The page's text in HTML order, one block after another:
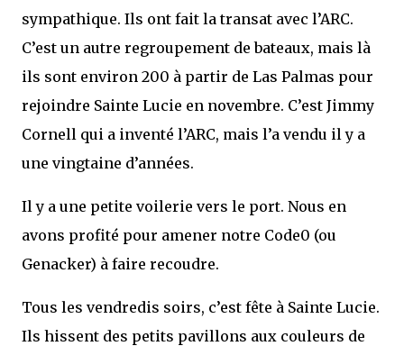
sympathique. Ils ont fait la transat avec l’ARC.
C’est un autre regroupement de bateaux, mais là
ils sont environ 200 à partir de Las Palmas pour
rejoindre Sainte Lucie en novembre. C’est Jimmy
Cornell qui a inventé l’ARC, mais l’a vendu il y a
une vingtaine d’années.
Il y a une petite voilerie vers le port. Nous en
avons profité pour amener notre Code0 (ou
Genacker) à faire recoudre.
Tous les vendredis soirs, c’est fête à Sainte Lucie.
Ils hissent des petits pavillons aux couleurs de